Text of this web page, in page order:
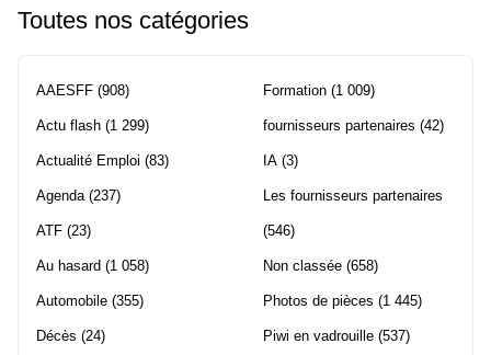
Toutes nos catégories
AAESFF (908)
Actu flash (1 299)
Actualité Emploi (83)
Agenda(237)
ATF (23)
Au hasard (1 058)
Automobile (355)
Décès (24)
Formation (1 009)
fournisseurs partenaires (42)
IA (3)
Les fournisseurs partenaires
(546)
Non classée (658)
Photos de pièces (1 445)
Piwi en vadrouille (537)